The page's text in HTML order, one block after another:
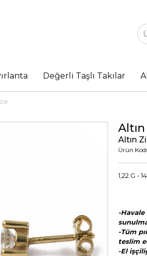
Değerli Taşlı Takılar
Altın
Ürün
1,22 G -
-Havale
-Tüm
teslim
-El